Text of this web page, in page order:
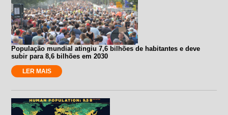
População mundial atingiu 7,6 bilhões de habitantes e deve
subir para 8,6 bilhões em 2030
LER MAIS